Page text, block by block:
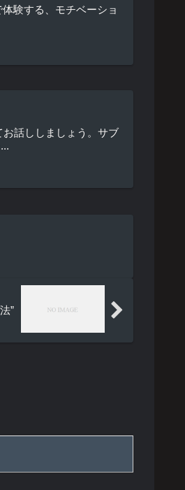
験する、モチベーショ
話ししましょう。サブ
”